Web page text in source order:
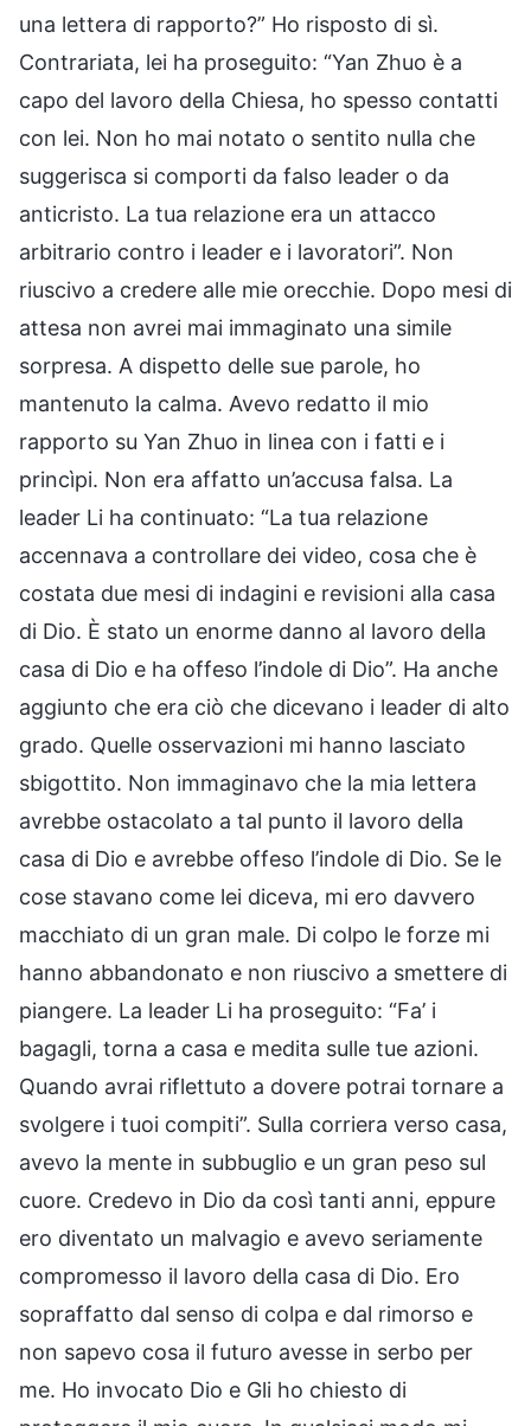
una lettera di rapporto?” Ho risposto di sì.
Contrariata, lei ha proseguito: “Yan Zhuo è a
capo del lavoro della Chiesa, ho spesso contatti
con lei. Non ho mai notato o sentito nulla che
suggerisca si comporti da falso leader o da
anticristo. La tua relazione era un attacco
arbitrario contro i leader e i lavoratori”. Non
riuscivo a credere alle mie orecchie. Dopo mesi di
attesa non avrei mai immaginato una simile
sorpresa. A dispetto delle sue parole, ho
mantenuto la calma. Avevo redatto il mio
rapporto su Yan Zhuo in linea con i fatti e i
princìpi. Non era affatto un’accusa falsa. La
leader Li ha continuato: “La tua relazione
accennava a controllare dei video, cosa che è
costata due mesi di indagini e revisioni alla casa
di Dio. È stato un enorme danno al lavoro della
casa di Dio e ha offeso l’indole di Dio”. Ha anche
aggiunto che era ciò che dicevano i leader di alto
grado. Quelle osservazioni mi hanno lasciato
sbigottito. Non immaginavo che la mia lettera
avrebbe ostacolato a tal punto il lavoro della
casa di Dio e avrebbe offeso l’indole di Dio. Se le
cose stavano come lei diceva, mi ero davvero
macchiato di un gran male. Di colpo le forze mi
hanno abbandonato e non riuscivo a smettere di
piangere. La leader Li ha proseguito: “Fa’ i
bagagli, torna a casa e medita sulle tue azioni.
Quando avrai riflettuto a dovere potrai tornare a
svolgere i tuoi compiti”. Sulla corriera verso casa,
avevo la mente in subbuglio e un gran peso sul
cuore. Credevo in Dio da così tanti anni, eppure
ero diventato un malvagio e avevo seriamente
compromesso il lavoro della casa di Dio. Ero
sopraffatto dal senso di colpa e dal rimorso e
non sapevo cosa il futuro avesse in serbo per
me. Ho invocato Dio e Gli ho chiesto di